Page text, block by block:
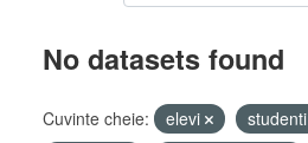
No datasets found
Cuvinte cheie: elevi studenti